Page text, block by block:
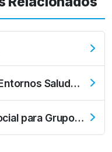
Equilibrio Nutricional y Entornos Saludables
Fondo de Asistencia Social para Grupos Vulnerables